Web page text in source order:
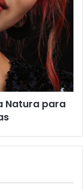
Natura para